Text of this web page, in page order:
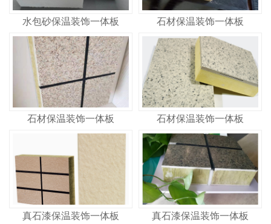
水包砂保温装饰一体板 石材保温装饰一体板
石材保温装饰一体板 石材保温装饰一体板
真石漆保温装饰一体板 真石漆保温装饰一体板